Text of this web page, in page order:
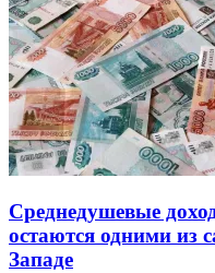
Среднедушевые
остаются одними из
Западе